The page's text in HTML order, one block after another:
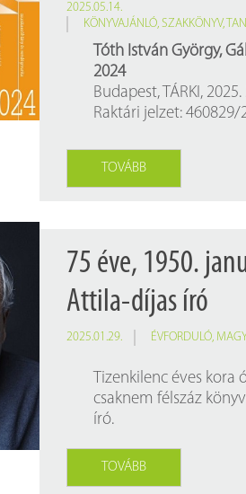
2025.05.14.
KÖNYVAJÁNLÓ,SZAKKÖNYV,
Tóth István György,
2024
Budapest, TÁRKI,
Raktári jelzet: 460829/
TOVÁBB
75 éve, 1950.
Attila-díjas író
2025.01.29. ÉVFORDULÓ,
Tizenkilenc éves
csaknem félszáz
író.
TOVÁBB